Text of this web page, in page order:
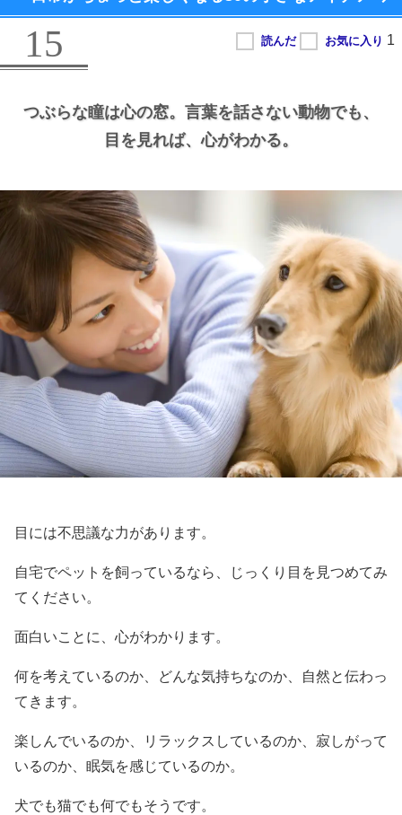
15
つぶらな瞳は心の窓。 言葉を話さない動物でも、
目を見れば、心がわかる。
目には不思議な力があります。
自宅でペットを飼っているなら、じっくり目を見つめてみ
てください。
面白いことに、心がわかります。
何を考えているのか、どんな気持ちなのか、自然と伝わっ
てきます。
楽しんでいるのか、リラックスしているのか、寂しがって
いるのか、眠気を感じているのか。
犬でも猫でも何でもそうです。